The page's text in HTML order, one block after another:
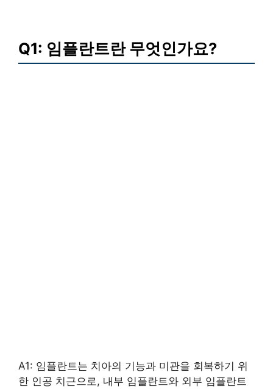
Q1: 임플란트란 무엇인가요?
A1: 임플란트는 치아의 기능과 미관을 회복하기 위
한 인공 치근으로, 내부 임플란트와 외부 임플란트